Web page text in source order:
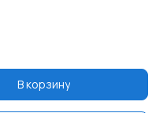
В корзину